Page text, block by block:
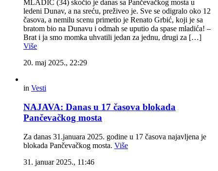
MLADIĆ (34) skočio je danas sa Pančevačkog mosta u
ledeni Dunav, a na sreću, preživeo je. Sve se odigralo oko 12
časova, a nemilu scenu primetio je Renato Grbić, koji je sa
bratom bio na Dunavu i odmah se uputio da spase mladića! –
Brat i ja smo momka uhvatili jedan za jednu, drugi za […]
Više
20. maj 2025., 22:29
in Vesti
NAJAVA: Danas u 17 časova blokada
Pančevačkog mosta
Za danas 31.januara 2025. godine u 17 časova najavljena je
blokada Pančevačkog mosta. Više
31. januar 2025., 11:46